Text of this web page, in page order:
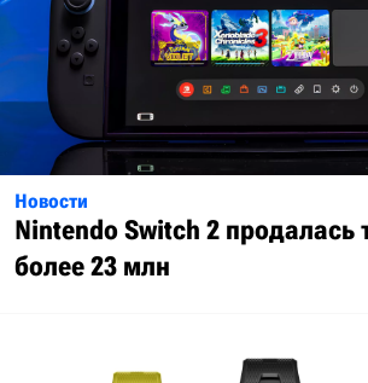
Новости
Nintendo Switch 2 продалась
более 23 млн